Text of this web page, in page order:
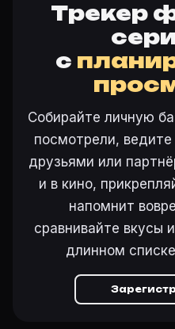
Трекер
с
Собирайте личную
посмотрели,
друзьями или
и в кино,
напомнит
сравнивайте вкусы
длинном